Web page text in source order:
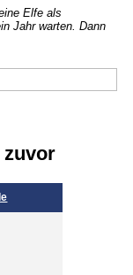
Elfe als
Jahr warten. Dann